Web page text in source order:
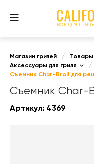
ВСЕ ДЛЯ
Магазин грилей / Товары
Аксессуары для гриля
/
Съемник Char-Broil для
Съемник Char-
Артикул: 4369